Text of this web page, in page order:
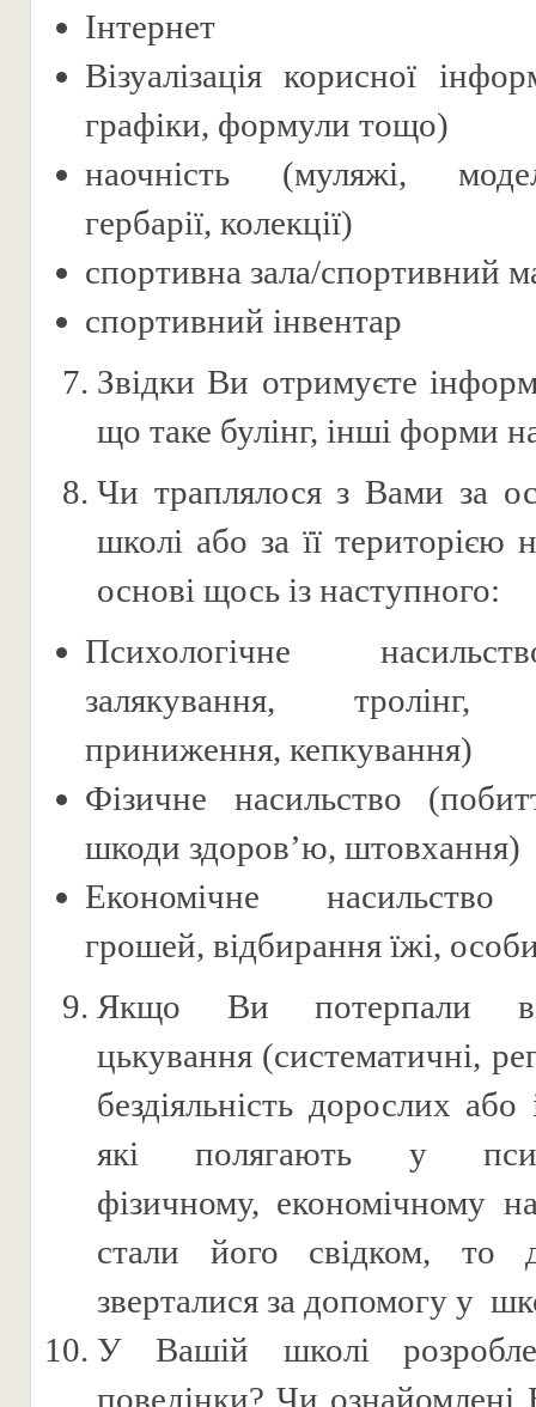
Інтернет
Візуалізація корисної
графіки, формули тощо)
наочність (муляжі,
гербарії, колекції)
спортивна зала/спортивний
спортивний інвентар
Звідки Ви отримуєте
що таке булінг, інші форми
Чи траплялося з Вами за
школі або за її територією
основі щось із наступного:
Психологічне
залякування, тролінг,
приниження, кепкування)
Фізичне насильство
шкоди здоров’ю, штовхання)
Економічне насильство
грошей, відбирання їжі,
Якщо Ви потерпали
цькування (систематичні,
бездіяльність дорослих
які полягають у
фізичному, економічному
стали його свідком,
зверталися за допомогу у
У Вашій школі
поведінки? Чи